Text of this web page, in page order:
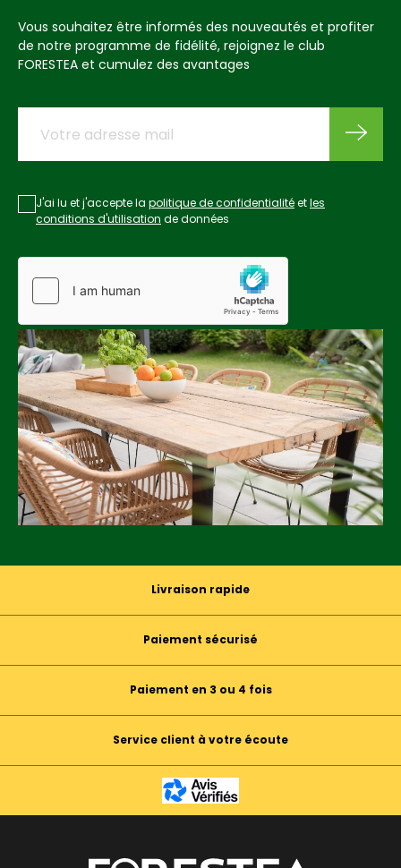
Vous souhaitez être informés des nouveautés et profiter
de notre programme de fidélité, rejoignez le club
FORESTEA et cumulez des avantages
J'ai lu et j'accepte la politique de confidentialitéetles
conditions d'utilisation de données
Livraison rapide
Paiement sécurisé
Paiement en 3 ou 4 fois
Service client à votre écoute